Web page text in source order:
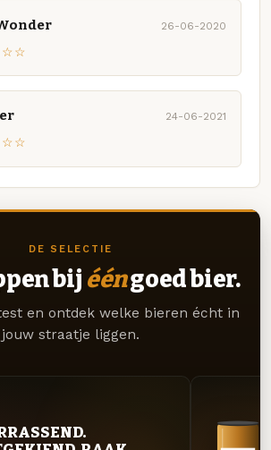
26-06-2020
24-06-2021
DE SELECTIE
bij ééngoed bier.
en ontdek welke bieren écht in
jouw straatje liggen.